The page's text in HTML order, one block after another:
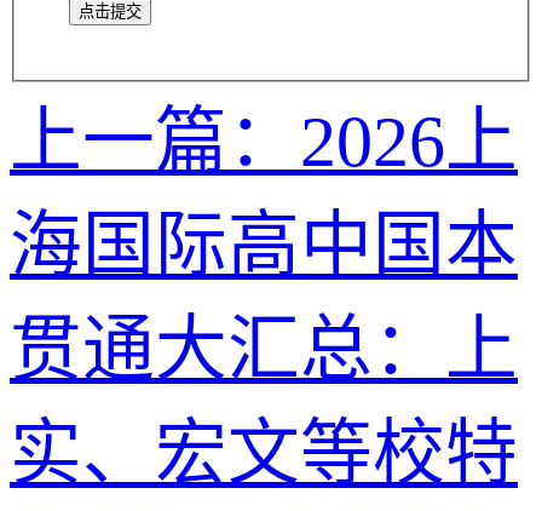
点击提交
上一篇：2026上
海国际高中国本
贯通大汇总：上
实、宏文等校特